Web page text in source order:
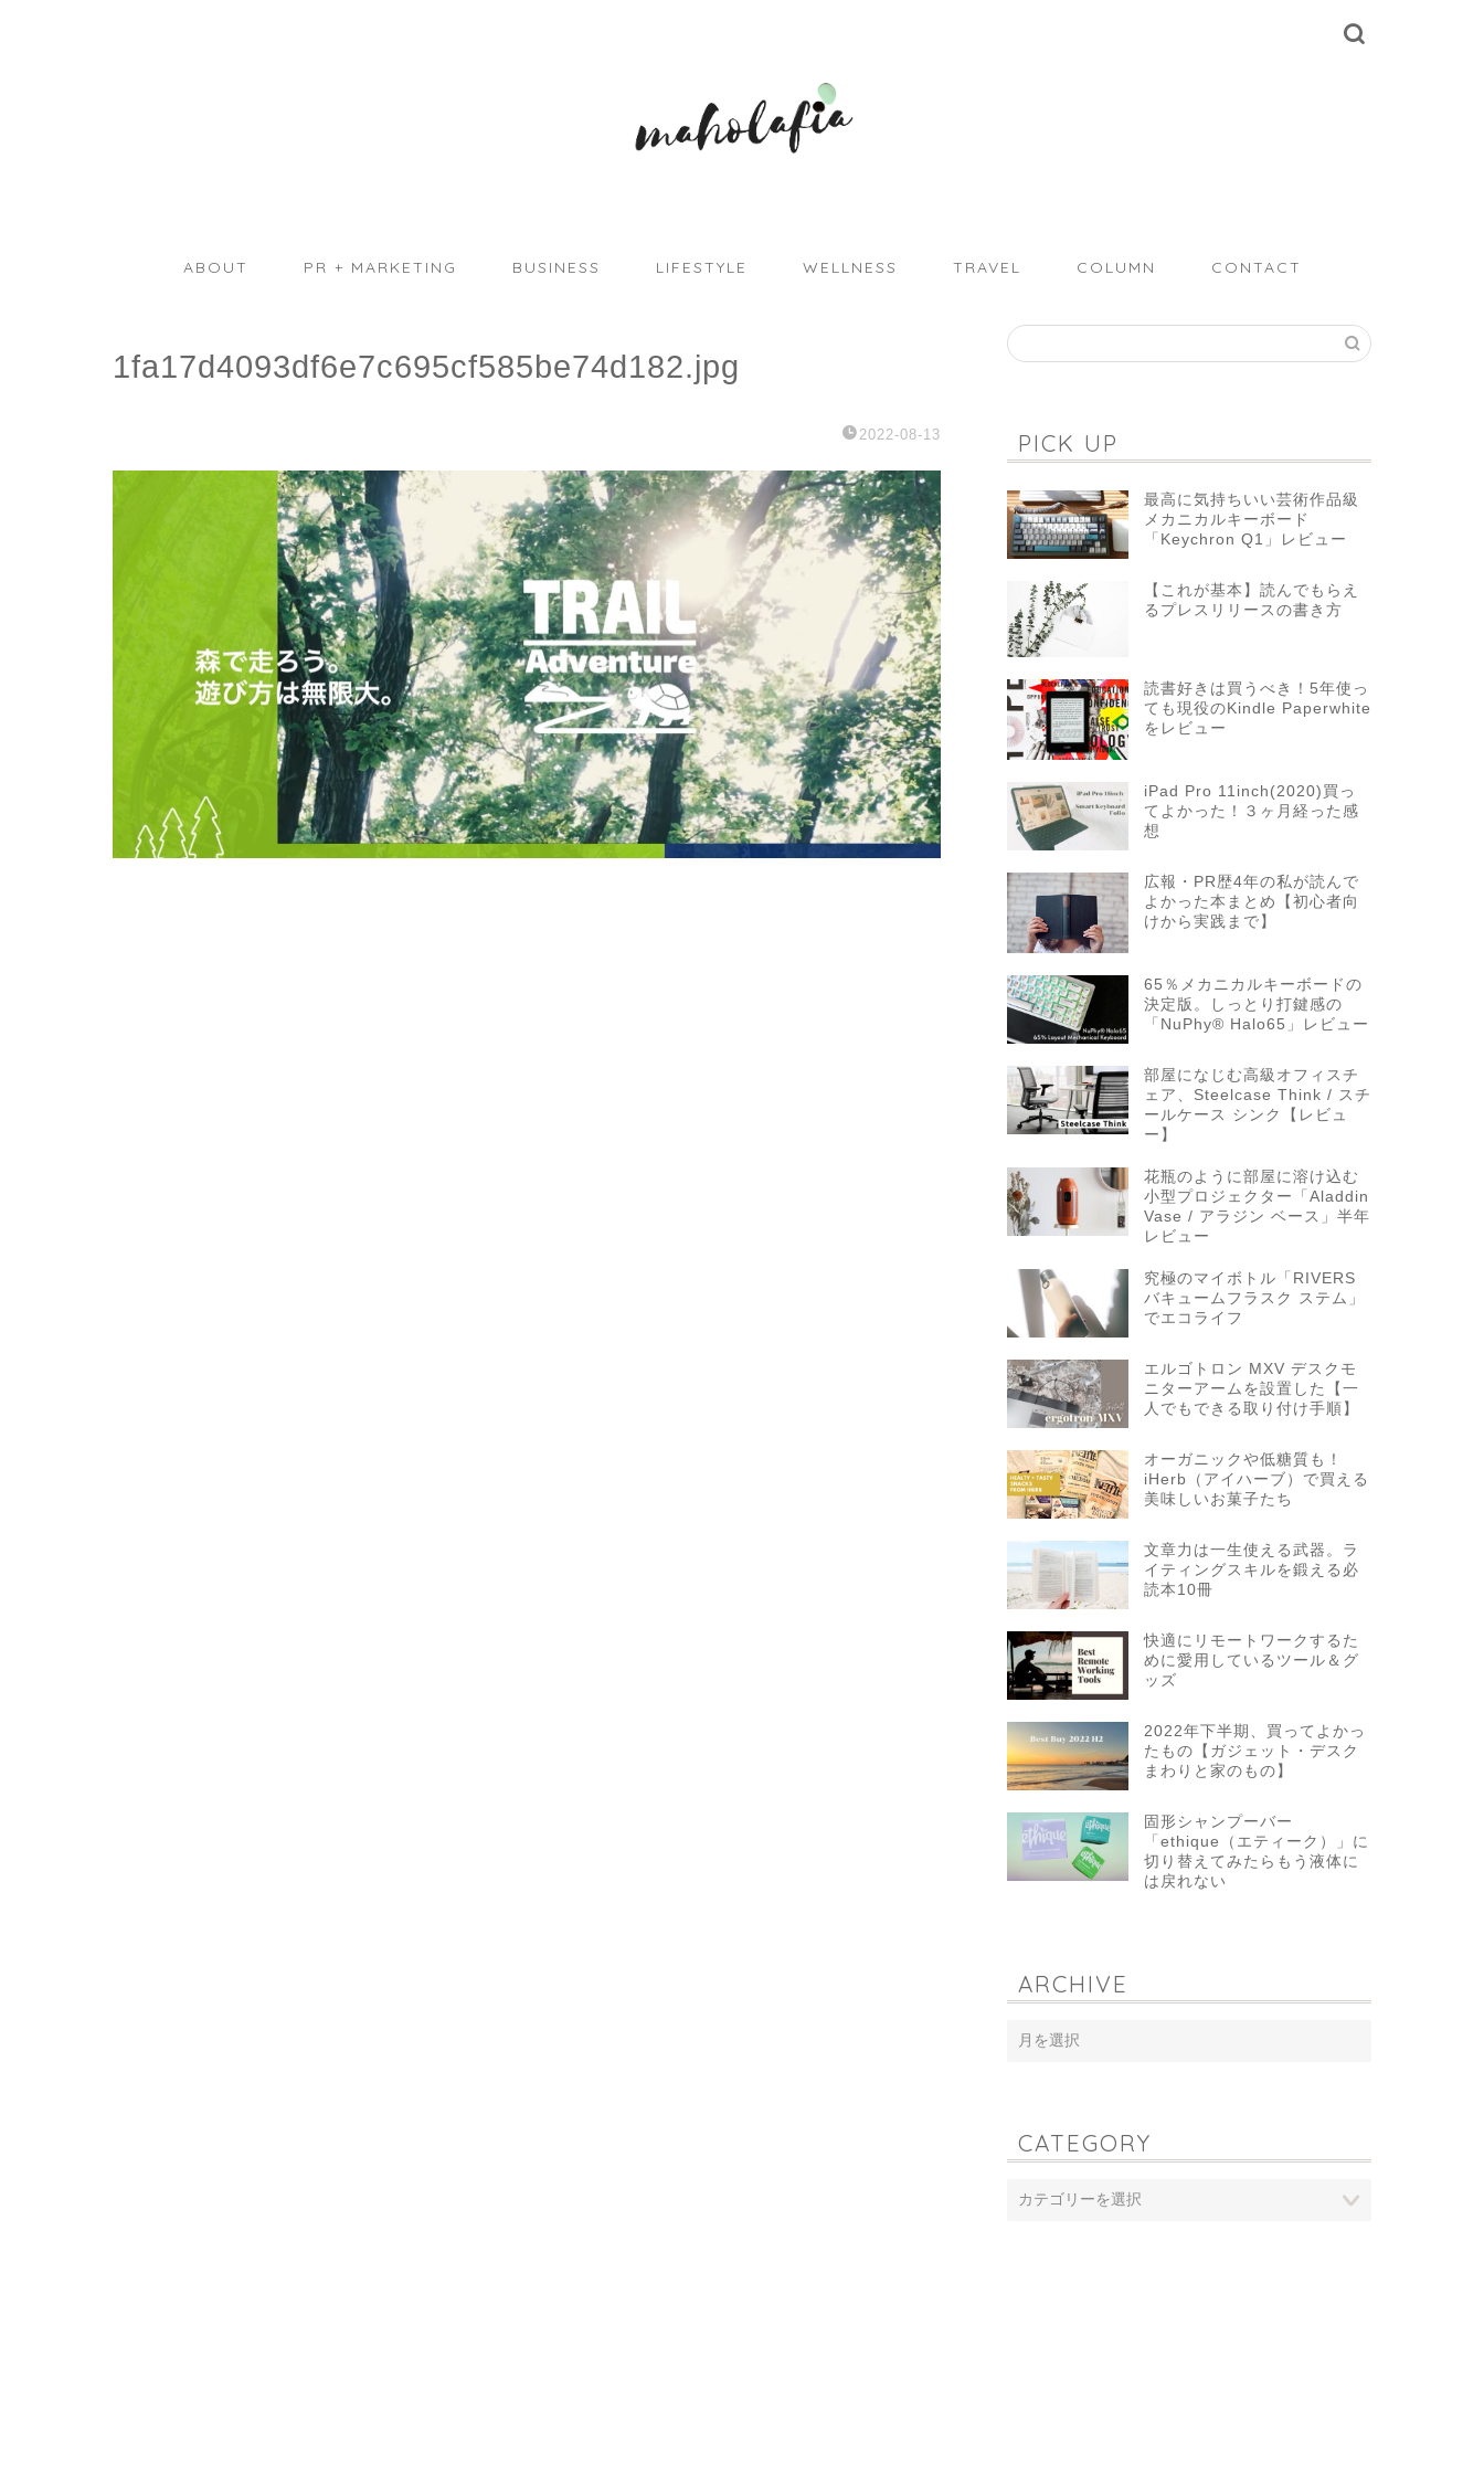
ABOUT PR + MARKETING BUSINESS LIFESTYLE WELLNESS TRAVEL COLUMN CONTACT
1fa17d4093df6e7c695cf585be74d182.jpg
2022-08-13 PICK UP
最高に気持ちいい芸術作品級
メカニカルキーボード
「Keychron Q1」レビュー
【これが基本】読んでもらえ
るプレスリリースの書き方
読書好きは買うべき！5年使っ
ても現役のKindle Paperwhite
をレビュー
iPad Pro 11inch(2020)買っ
てよかった！３ヶ月経った感
想
広報・PR歴4年の私が読んで
よかった本まとめ【初心者向
けから実践まで】
65％メカニカルキーボードの
決定版。しっとり打鍵感の
「NuPhy® Halo65」レビュー
部屋になじむ高級オフィスチ
ェア、Steelcase Think / スチ
ールケース シンク【レビュ
ー】
花瓶のように部屋に溶け込む
小型プロジェクター「Aladdin
Vase / アラジン ベース」半年
レビュー
究極のマイボトル「RIVERS
バキュームフラスク ステム」
でエコライフ
エルゴトロン MXV デスクモ
ニターアームを設置した【一
人でもできる取り付け手順】
オーガニックや低糖質も！
iHerb（アイハーブ）で買える
美味しいお菓子たち
文章力は一生使える武器。ラ
イティングスキルを鍛える必
読本10冊
快適にリモートワークするた
めに愛用しているツール＆グ
ッズ
2022年下半期、買ってよかっ
たもの【ガジェット・デスク
まわりと家のもの】
固形シャンプーバー
「ethique（エティーク）」に
切り替えてみたらもう液体に
は戻れない
ARCHIVE
CATEGORY